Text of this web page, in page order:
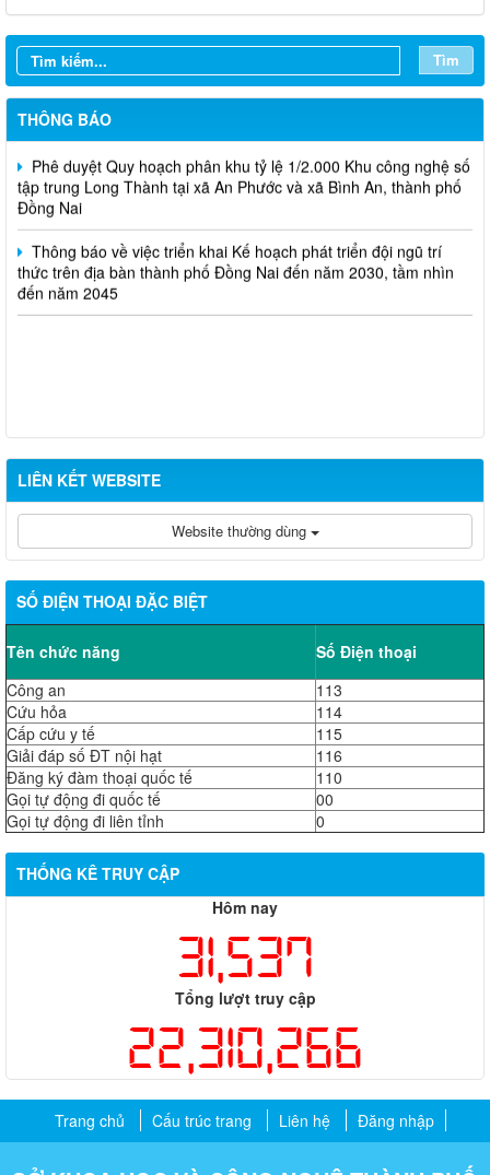
Tìm
THÔNG BÁO
Thông báo Kế hoạch mở hồ sơ tham gia Tuyển chọn tổ chức và
cá nhân chủ trì thực hiện nhiệm vụ khoa học và công nghệ thực
hiện năm 2026 (đợt 1) lần 2
Phê duyệt Quy hoạch phân khu tỷ lệ 1/2.000 Khu công nghệ số
tập trung Long Thành tại xã An Phước và xã Bình An, thành phố
Đồng Nai
Thông báo về việc triển khai Kế hoạch phát triển đội ngũ trí
thức trên địa bàn thành phố Đồng Nai đến năm 2030, tầm nhìn
đến năm 2045
LIÊN KẾT WEBSITE
Website thường dùng
SỐ ĐIỆN THOẠI ĐẶC BIỆT
Tên chức năng
Số Điện thoại
Công an
113
Cứu hỏa
114
Cấp cứu y tế
115
Giải đáp số ĐT nội hạt
116
Đăng ký đàm thoại quốc tế
110
Gọi tự động đi quốc tế
00
Gọi tự động đi liên tỉnh
0
THỐNG KÊ TRUY CẬP
Hôm nay
31,537
Tổng lượt truy cập
22,310,266
Trang chủ Cấu trúc trang Liên hệ Đăng nhập